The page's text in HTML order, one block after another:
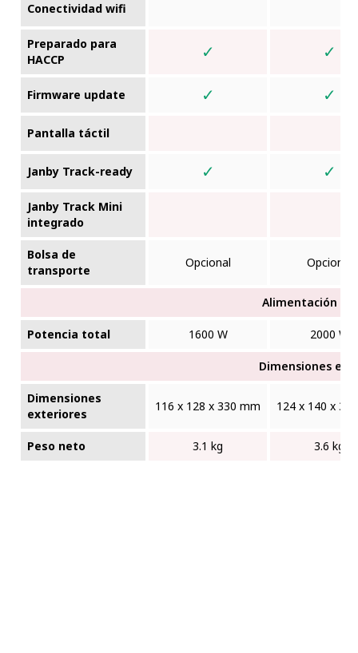
Conectividad wifi
Preparado para
HACCP
✓ ✓
Firmware update ✓ ✓
Pantalla táctil
Janby Track-ready ✓ ✓
Janby Track Mini
integrado
Bolsa de
transporte
Opcional Opcional
Alimentación
Potencia total 1600 W 2000 W
Dimensiones
Dimensiones
exteriores
116 x 128 x 330 mm 124 x 140 x
Peso neto 3.1 kg 3.6 kg